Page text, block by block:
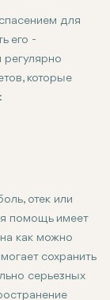
для
его -
регулярно
которые
осмотры
отек или
помощь имеет
как можно
сохранить
серьезных